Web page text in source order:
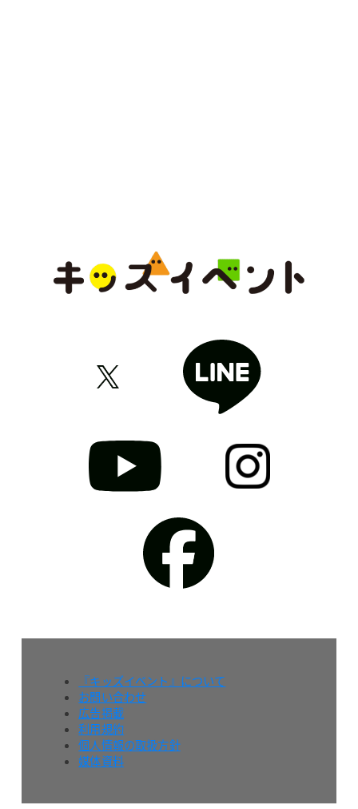
『キッズイベント』について
お問い合わせ
広告掲載
利用規約
個人情報の取扱方針
媒体資料